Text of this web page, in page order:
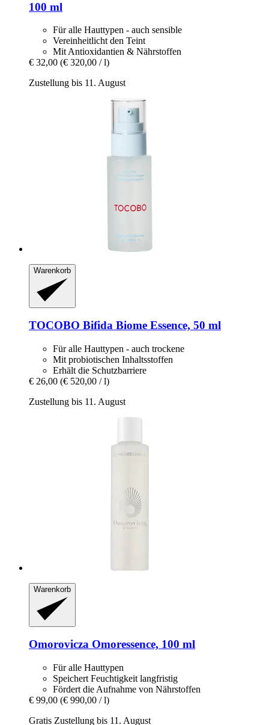
100 ml
Für alle Hauttypen - auch sensible
Vereinheitlicht den Teint
Mit Antioxidantien & Nährstoffen
€ 32,00 (€ 320,00 / l)
Zustellung bis 11. August
Warenkorb
TOCOBO Bifida Biome Essence, 50 ml
Für alle Hauttypen - auch trockene
Mit probiotischen Inhaltsstoffen
Erhält die Schutzbarriere
€ 26,00 (€ 520,00 / l)
Zustellung bis 11. August
Warenkorb
Omorovicza Omoressence, 100 ml
Für alle Hauttypen
Speichert Feuchtigkeit langfristig
Fördert die Aufnahme von Nährstoffen
€ 99,00 (€ 990,00 / l)
Gratis Zustellung bis 11. August